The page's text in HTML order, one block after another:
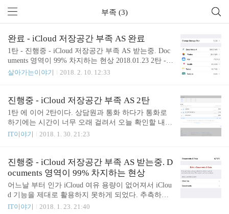
부족 (3)
완료 - iCloud 저장공간 부족 AS 완료
1탄 - 진행중 - iCloud 저장공간 부족 AS 받는중. Doc
uments 영역이 99% 차지하는 현상 2018.01.23 2탄 -
진행중 - iCloud 저장공간 부족 AS 2탄 2018.01.30 2
하기 등을 이용하여 이미지 업로드도 다시 했다. 그
리고 스토리지 최적화 기능을 꺼 보라고 하였는데 이
미 예전에 시도 해 봤던 방법이었기에 패스 했다. (영
튼 드디어 iCloud 저장공간이 복구 되었다. 애플의 엔
관련 가비지 데이터 등의 작업이 있을을 것으로 추측
해 본다. 자세한건 해..
살아가는이야기 2018. 2. 10. 12:33
진행중 - iCloud 저장공간 부족 AS 2탄
1탄 에 이어 2탄이다. 상담원과 통화 하다가 통화로
하기에는 시간이 너무 오래 걸려서 오늘 확인할 내용
을 이메일로 알려주어서 확인 해 보았다. 터미널에서
해결 되지는 않았다. 수요일은 오프고 목요일 연락
준다고 하니 또 기다려 보자. 1단계 휴지통 비우기 icl
oud.com 에서 복원 가능한 파일 모두 삭제 웹 iCloud -
> 설정 -> 고급 아래에 있는 "파일 복원" -> 복원 파일
선택해서 삭제 삭제 후 컴퓨터 다시 시작 2단계 iClou
d 드라이브에 있는 폴더 확인 $ ls -lah ~/Library/Mobil
IT이야기 2018. 1. 30. 21:23
진행중 - iCloud 저장공간 부족 AS 받는중. D
ocuments 영역이 99% 차지하는 현상
어느날 부터 인가 iCloud 여유 용량이 없어져서 iClou
d 기능을 제대로 활용하지 못하게 되었다. 추측하기
로는 새 맥북을 세팅 하면서 Desktop, Documents 영역
IT이야기 2018. 1. 23. 21:40